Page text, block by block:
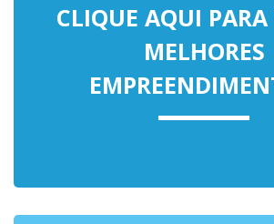
CLIQUE AQUI PARA
MELHORES